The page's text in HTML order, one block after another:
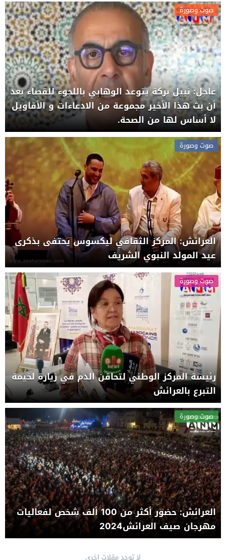
صوت وصورة
عاجل: نبيل بركة يتوعد الوهابي باللجوء للقصاء بعد
أن بث هذا الأخير مجموعة من الادعاءات و الأقاويل
لا أساس لها من الصحة.
صوت وصورة
العرائش: المركز الثقافي ليكسوس يحتفى بذكرى
عيد المولد النبوي الشريف
صوت وصورة
رئيسة المركز الوطني لتحاقن الدم في زيارة لخيمة
التبرع بالعرائش
صوت وصورة
العرائش: حضور أكثر من 100 ألف شخص لفعاليات
مهرجان صيف العرائش2024
لا توجد مقلات اخرى